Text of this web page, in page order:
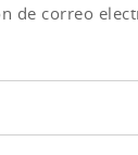
de correo